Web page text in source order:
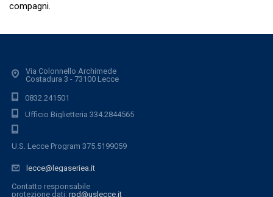
compagni.
Via Colonnello Archimede
Costadura 3 - 73100 Lecce
0832.241501
Ufficio Biglietteria 334.2844565
U.S. Lecce Program 375.5199059
lecce@legaseriea.it
Contatto responsabile
protezione dati: rpd@uslecce.it